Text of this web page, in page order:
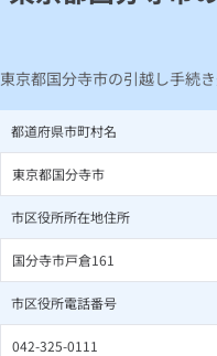
東京都国分寺市の引越し手続
都道府県市町村名
東京都国分寺市
市区役所所在地住所
国分寺市戸倉161
市区役所電話番号
042-325-0111